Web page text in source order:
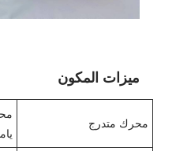
ميزات المكون
محرك متدرج